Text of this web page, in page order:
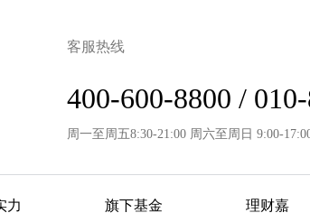
客服热线
400-600-8800 /
周一至周五8:30-21:00 周六至周日 9:00-
力 旗下基金 理财嘉